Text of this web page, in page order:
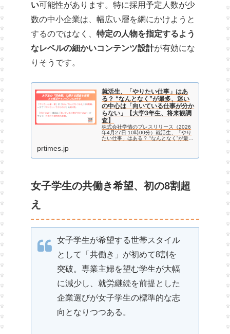
い可能性があります。特に採用予定人数が少
数の中小企業は、幅広い層を網にかけようと
するのではなく、 特定の人物を指定するよう
なレベルの細かいコンテンツ設計が有効にな
りそうです。
就活生、「やりたい仕事」はあ
る？ “なんとなく”が最多、迷い
の中心は「向いている仕事が分か
らない」【大学3年生、将来観調
査】
株式会社学情のプレスリリース（2026
年4月27日 10時00分）就活生、「やり
たい仕事」はある？ “なんとなく”が最
prtimes.jp
女子学生の共働き希望、初の8割超
え
女子学生が希望する世帯スタイル
として「共働き」が初めて8割を
突破。専業主婦を望む学生が大幅
に減少し、就労継続を前提とした
企業選びが女子学生の標準的な志
向となりつつある。